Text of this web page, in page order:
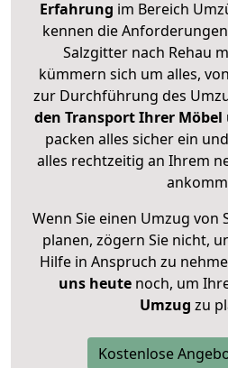
Erfahrung im Bereich
kennen die
Salzgitter nach Rehau
kümmern sich um alles,
zur Durchführung des
den Transport Ihrer
packen alles sicher ein
alles rechtzeitig an Ihrem
Wenn Sie einen Umzug von
planen, zögern Sie nicht,
Hilfe in Anspruch zu
uns heutenoch, um
Umzug zu
Kostenlose